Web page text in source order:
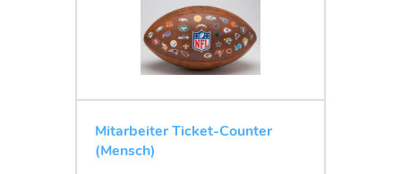
Mitarbeiter Ticket-Counter
(Mensch)